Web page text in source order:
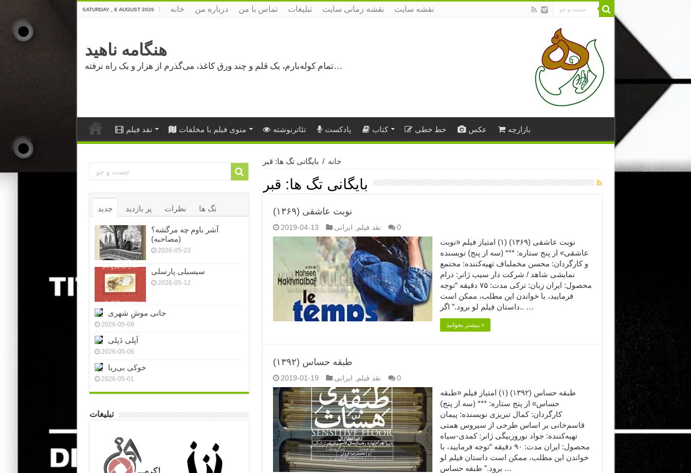
SATURDAY , 8 AUGUST 2026 خانه درباره من تماس با من تبلیغات نقشه زمانی سایت نقشه سایت
هنگامه ناهید
تمام کوله‌بارم، یک قلم و چند ورق کاغذ، می‌گذرم از هزار و یک راه نرفته…
نقد فیلم منوی فیلم با مخلفات تئاترنوشته پادکست کتاب خط خطی عکس بازارچه
خانه / بایگانی تگ ها: قبر
بایگانی تگ ها: قبر
نوبت عاشقی (۱۳۶۹)
2019-04-13 نقد فیلم ایرانی 0
نوبت عاشقی (۱۳۶۹) (۱) امتیاز فیلم «نوبت
عاشقی» از پنج ستاره: *** (سه از پنج) نویسنده
و کارگردان: محسن مخملباف تهیه‌کننده: مجتمع
نمایشی شاهد / شرکت دار سیب ژانر: درام
محصول: ایران زبان: ترکی مدت: ۷۵ دقیقه “توجه
فرمایید،‌ با خواندن این مطلب، ممکن است
داستان فیلم لو برود.” اگر.. …
بیشتر بخوانید »
طبقه حساس (۱۳۹۲)
2019-01-19 نقد فیلم ایرانی 0
طبقه حساس (۱۳۹۲) (۱) امتیاز فیلم «طبقه
حساس» از پنج ستاره: *** (سه از پنج)
کارگردان: کمال تبریزی نویسنده: پیمان
قاسم‌خانی بر اساس طرحی از سیروس همتی
تهیه‌کننده: جواد نوروزبیگی ژانر: کمدی-سیاه
محصول: ایران مدت: ۹۰ دقیقه “توجه فرمایید،‌ با
خواندن این مطلب، ممکن است داستان فیلم لو
برود.” طبقه حساس …
جدید پر بازدید نظرات تگ ها
آشر باوم چه مرگشه؟
(مصاحبه)
2026-05-23
سیسیلی پارسلی
2026-05-12
جانی موشِ شهری
2026-05-09
اَپلی دَپلی
2026-05-06
خوکی بی‌ریا
2026-05-01
تبلیغات